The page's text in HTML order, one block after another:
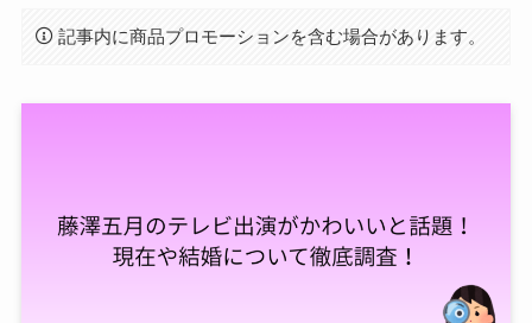
記事内に商品プロモーションを含む場合があります。